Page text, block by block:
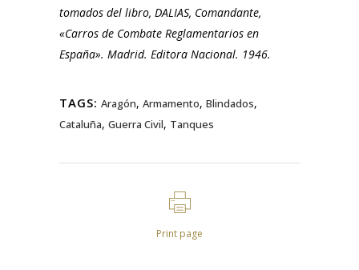
tomados del libro, DALIAS, Comandante,
«Carros de Combate Reglamentarios en
España». Madrid. Editora Nacional. 1946.
TAGS: Aragón, Armamento, Blindados,
Cataluña, Guerra Civil, Tanques
Print page